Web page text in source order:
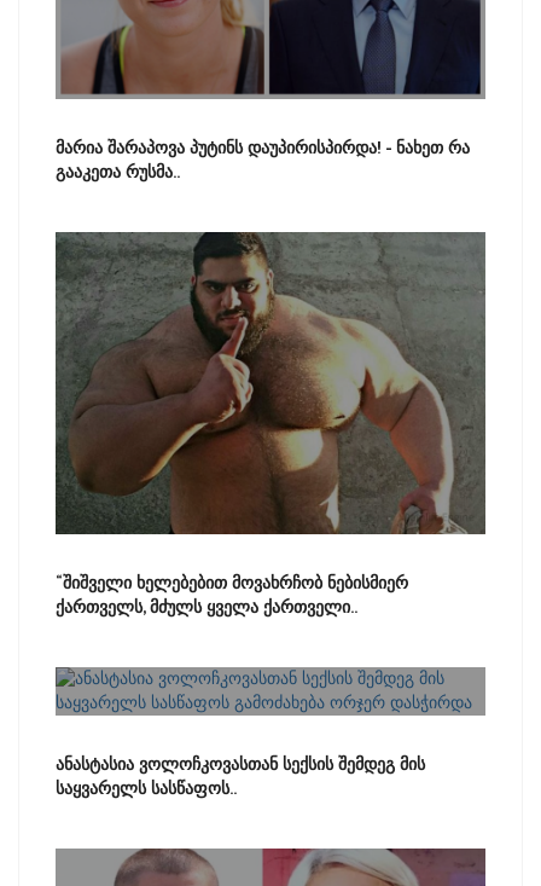
მარია შარაპოვა პუტინს დაუპირისპირდა! - ნახეთ რა
გააკეთა რუსმა..
“შიშველი ხელებებით მოვახრჩობ ნებისმიერ
ქართველს, მძულს ყველა ქართველი..
ანასტასია ვოლოჩკოვასთან სექსის შემდეგ მის
საყვარელს სასწაფოს..